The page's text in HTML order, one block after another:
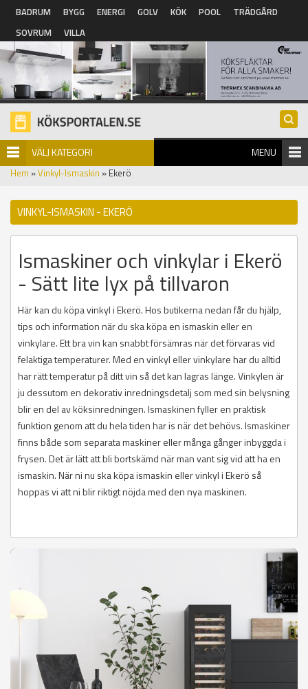
Hoppa till huvudinnehåll
BADRUM BYGG ENERGI GOLV KÖK POOL
TRÄDGÅRD
SOVRUM
VILLA
VÄLJ KATEGORI MENU
Hem »Vinkyl-Ismaskin » Ekerö
VINKYL-ISMASKIN - EKERÖ
Ismaskiner och vinkylar i Ekerö
- Sätt lite lyx på tillvaron
Här kan du köpa vinkyl i Ekerö. Hos butikerna nedan får du hjälp,
tips och information när du ska köpa en ismaskin eller en
vinkylare. Ett bra vin kan snabbt försämras när det förvaras vid
felaktiga temperaturer. Med en vinkyl eller vinkylare har du alltid
har rätt temperatur på ditt vin så det kan lagras länge. Vinkylen är
ju dessutom en dekorativ inredningsdetalj som med sin belysning
blir en del av köksinredningen. Ismaskinen fyller en praktisk
funktion genom att du hela tiden har is när det behövs. Ismaskiner
finns både som separata maskiner eller många gånger inbyggda i
frysen. Det är lätt att bli bortskämd när man vant sig vid att ha en
ismaskin. När ni nu ska köpa ismaskin eller vinkyl i Ekerö så
hoppas vi att ni blir riktigt nöjda med den nya maskinen.